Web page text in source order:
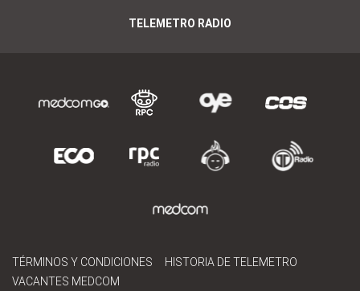
TELEMETRO RADIO
TÉRMINOS Y CONDICIONES
HISTORIA DE TELEMETRO
VACANTES MEDCOM